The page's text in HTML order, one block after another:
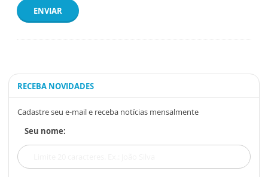
ENVIAR
RECEBA NOVIDADES
Cadastre seu e-mail e receba notícias mensalmente
Seu nome: